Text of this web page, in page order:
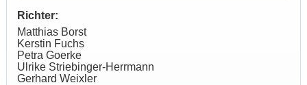
Richter:
Matthias Borst
Kerstin Fuchs
Petra Goerke
Ulrike Striebinger-Herrmann
Gerhard Weixler